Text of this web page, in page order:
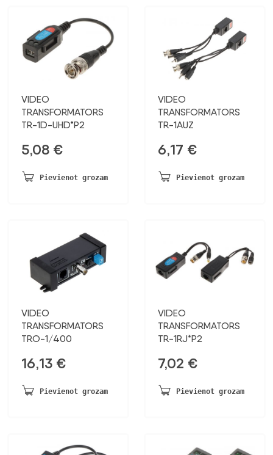
VIDEO
TRANSFORMATORS
TR-1D-UHD*P2
5,08 €
Pievienot grozam
VIDEO
TRANSFORMATORS
TR-1AUZ
6,17 €
Pievienot grozam
VIDEO
TRANSFORMATORS
TRO-1/400
16,13 €
Pievienot grozam
VIDEO
TRANSFORMATORS
TR-1RJ*P2
7,02 €
Pievienot grozam